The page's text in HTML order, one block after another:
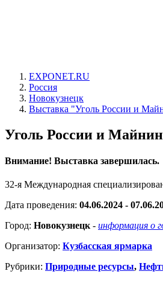
EXPONET.RU
Россия
Новокузнецк
Выставка "Уголь России и
Уголь России и
Внимание! Выставка завершилась.
32-я Международная
Дата проведения: 04.06.2024 -
Город: Новокузнецк - информация о
Организатор: Кузбасская ярмарка
Рубрики: Природные ресурсы,